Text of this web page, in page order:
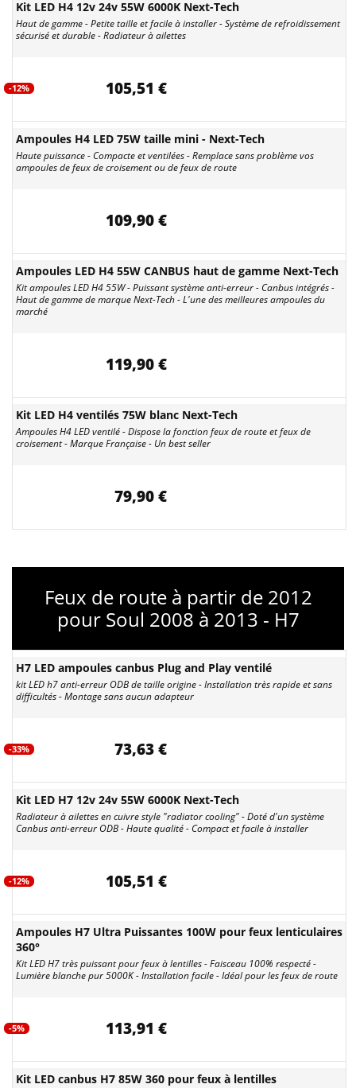
Kit LED H4 12v 24v 55W 6000K Next-Tech
Haut de gamme - Petite taille et facile à installer - Système de refroidissement
sécurisé et durable - Radiateur à ailettes
-12% 105,51 €
Ampoules H4 LED 75W taille mini - Next-Tech
Haute puissance - Compacte et ventilées - Remplace sans problème vos
ampoules de feux de croisement ou de feux de route
109,90 €
Ampoules LED H4 55W CANBUS haut de gamme Next-Tech
Kit ampoules LED H4 55W - Puissant système anti-erreur - Canbus intégrés -
Haut de gamme de marque Next-Tech - L'une des meilleures ampoules du
marché
119,90 €
Kit LED H4 ventilés 75W blanc Next-Tech
Ampoules H4 LED ventilé - Dispose la fonction feux de route et feux de
croisement - Marque Française - Un best seller
79,90 €
Feux de route à partir de 2012
pour Soul 2008 à 2013 - H7
H7 LED ampoules canbus Plug and Play ventilé
kit LED h7 anti-erreur ODB de taille origine - Installation très rapide et sans
difficultés - Montage sans aucun adapteur
-33% 73,63 €
Kit LED H7 12v 24v 55W 6000K Next-Tech
Radiateur à ailettes en cuivre style "radiator cooling" - Doté d'un système
Canbus anti-erreur ODB - Haute qualité - Compact et facile à installer
-12% 105,51 €
Ampoules H7 Ultra Puissantes 100W pour feux lenticulaires
360°
Kit LED H7 très puissant pour feux à lentilles - Faisceau 100% respecté -
Lumière blanche pur 5000K - Installation facile - Idéal pour les feux de route
-5% 113,91 €
Kit LED canbus H7 85W 360 pour feux à lentilles